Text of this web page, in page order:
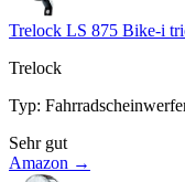
Trelock LS 875 Bike-i
Trelock
Typ:
Sehr gut
Amazon →